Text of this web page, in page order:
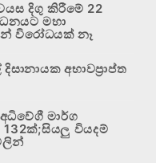
දිගු කිරීමේ 22
මහා
විරෝධයක් නෑ
අභාවප්‍රාප්ත
මාර්ග
වියදම්